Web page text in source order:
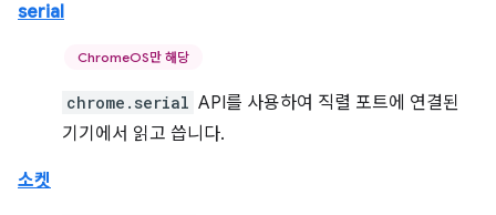
serial
ChromeOS만 해당
chrome.serial API를 사용하여 직렬 포트에 연결된
기기에서 읽고 씁니다.
소켓